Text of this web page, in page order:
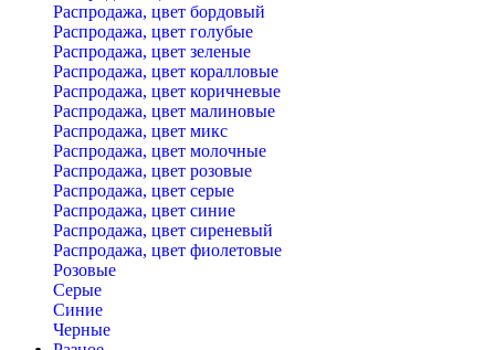
Распродажа, цвет бордовый
Распродажа, цвет голубые
Распродажа, цвет зеленые
Распродажа, цвет коралловые
Распродажа, цвет коричневые
Распродажа, цвет малиновые
Распродажа, цвет микс
Распродажа, цвет молочные
Распродажа, цвет розовые
Распродажа, цвет серые
Распродажа, цвет синие
Распродажа, цвет сиреневый
Распродажа, цвет фиолетовые
Розовые
Серые
Синие
Черные